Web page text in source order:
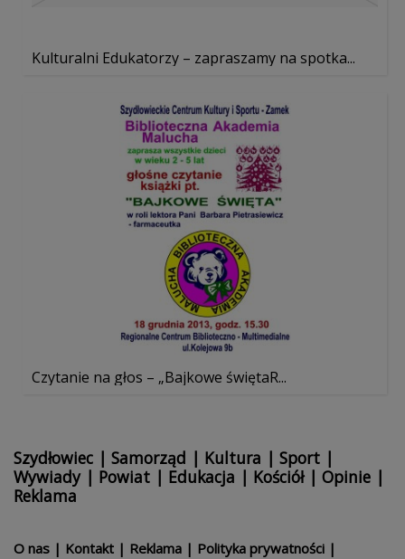
Kulturalni Edukatorzy – zapraszamy na spotka...
Czytanie na głos – „Bajkowe świętaR...
Szydłowiec | Samorząd | Kultura | Sport |
Wywiady| Powiat | Edukacja | Kościół| Opinie |
Reklama
O nas | Kontakt | Reklama | Polityka prywatności |